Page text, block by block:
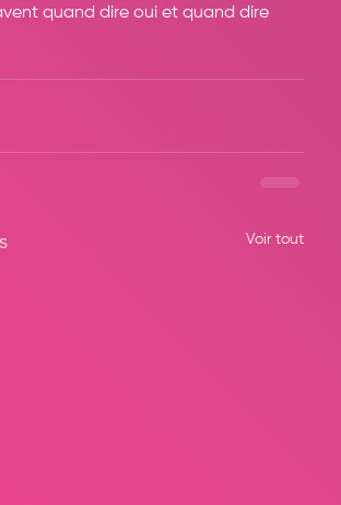
quand dire oui et quand dire
Voir tout